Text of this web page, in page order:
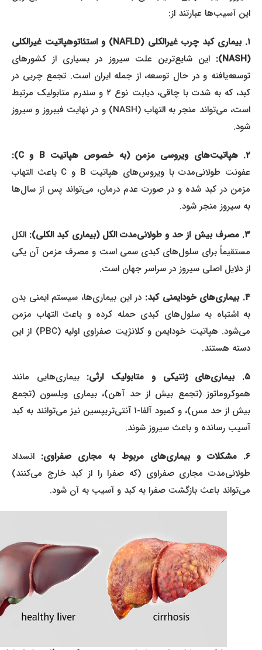
این آسیب‌ها عبارتند از:
۱. بیماری کبد چرب غیرالکلی (NAFLD) و استئاتوهپاتیت غیرالکلی
این شایع‌ترین علت سیروز در بسیاری از کشورهای
توسعه‌یافته و در حال توسعه، از جمله ایران است. تجمع چربی در
کبد، که به شدت با چاقی، دیابت نوع ۲ و سندرم متابولیک مرتبط
است، می‌تواند منجر به التهاب (NASH) و در نهایت فیبروز و سیروز
شود.
عفونت طولانی‌مدت با ویروس‌های هپاتیت B و C باعث التهاب
مزمن در کبد شده و در صورت عدم درمان، می‌تواند پس از سال‌ها
به سیروز منجر شود.
الکل
مستقیماً برای سلول‌های کبدی سمی است و مصرف مزمن آن یکی
از دلایل اصلی سیروز در سراسر جهان است.
در این بیماری‌ها، سیستم ایمنی بدن
به اشتباه به سلول‌های کبدی حمله کرده و باعث التهاب مزمن
می‌شود. هپاتیت خودایمن و کلانژیت صفراوی اولیه (PBC) از این
دسته هستند.
بیماری‌هایی مانند
هموکروماتوز (تجمع بیش از حد آهن)، بیماری ویلسون (تجمع
بیش از حد مس)، و کمبود آلفا-۱ آنتی‌تریپسین نیز می‌توانند به کبد
آسیب رسانده و باعث سیروز شوند.
انسداد
طولانی‌مدت مجاری صفراوی (که صفرا را از کبد خارج می‌کنند)
می‌تواند باعث بازگشت صفرا به کبد و آسیب به آن شود.